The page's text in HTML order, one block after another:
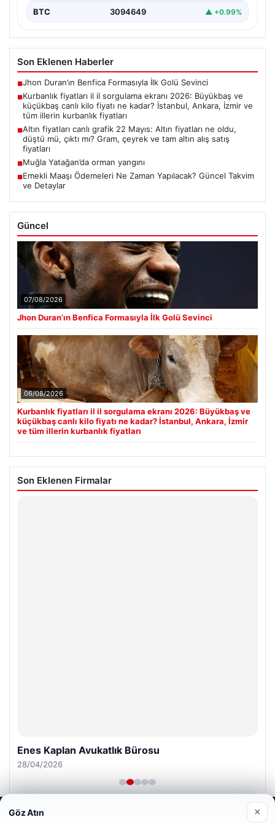
BTC 3094649 ▲ +0.99%
Son Eklenen Haberler
■Jhon Duran’ın Benfica Formasıyla İlk Golü Sevinci
■Kurbanlık fiyatları il il sorgulama ekranı 2026: Büyükbaş ve
küçükbaş canlı kilo fiyatı ne kadar? İstanbul, Ankara, İzmir ve
tüm illerin kurbanlık fiyatları
■Altın fiyatları canlı grafik 22 Mayıs: Altın fiyatları ne oldu,
düştü mü, çıktı mı? Gram, çeyrek ve tam altın alış satış
fiyatları
■Muğla Yatağan’da orman yangını
■Emekli Maaşı Ödemeleri Ne Zaman Yapılacak? Güncel Takvim
ve Detaylar
Güncel
07/08/2026
Jhon Duran’ın Benfica Formasıyla İlk Golü Sevinci
06/08/2026
Kurbanlık fiyatları il il sorgulama ekranı 2026: Büyükbaş ve
küçükbaş canlı kilo fiyatı ne kadar? İstanbul, Ankara, İzmir
ve tüm illerin kurbanlık fiyatları
Son Eklenen Firmalar
Enes Kaplan Avukatlık Bürosu
28/04/2026
Web sitemizi nasıl kullandığınızı daha iyi anlayabilmek,
Göz Atın ×